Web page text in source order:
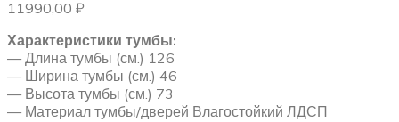
11990,00 ₽
Характеристики тумбы:
— Длина тумбы (см.) 126
— Ширина тумбы (см.) 46
— Высота тумбы (см.) 73
— Материал тумбы/дверей Влагостойкий ЛДСП